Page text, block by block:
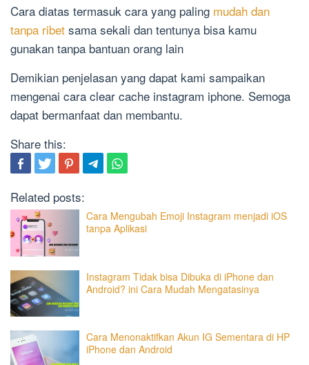
Cara diatas termasuk cara yang paling mudah dan
tanpa ribet sama sekali dan tentunya bisa kamu
gunakan tanpa bantuan orang lain
Demikian penjelasan yang dapat kami sampaikan
mengenai cara clear cache instagram iphone. Semoga
dapat bermanfaat dan membantu.
Share this:
Related posts:
Cara Mengubah Emoji Instagram menjadi iOS
tanpa Aplikasi
Instagram Tidak bisa Dibuka di iPhone dan
Android? ini Cara Mudah Mengatasinya
Cara Menonaktifkan Akun IG Sementara di HP
iPhone dan Android